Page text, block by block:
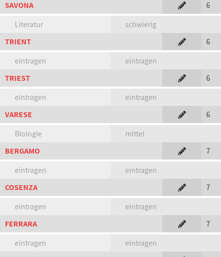
SAVONA
6
Literatur
schwierig
TRIENT
6
eintragen
eintragen
TRIEST
6
eintragen
eintragen
VARESE
6
Biologie
mittel
BERGAMO
7
eintragen
eintragen
COSENZA
7
eintragen
eintragen
FERRARA
7
eintragen
eintragen